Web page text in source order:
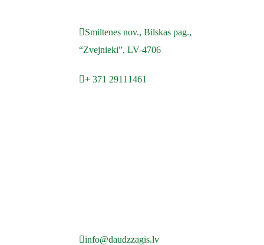
Smiltenes nov., Bilskas pag.,
“Zvejnieki”, LV-4706
+ 371 29111461
info@daudzzagis.lv